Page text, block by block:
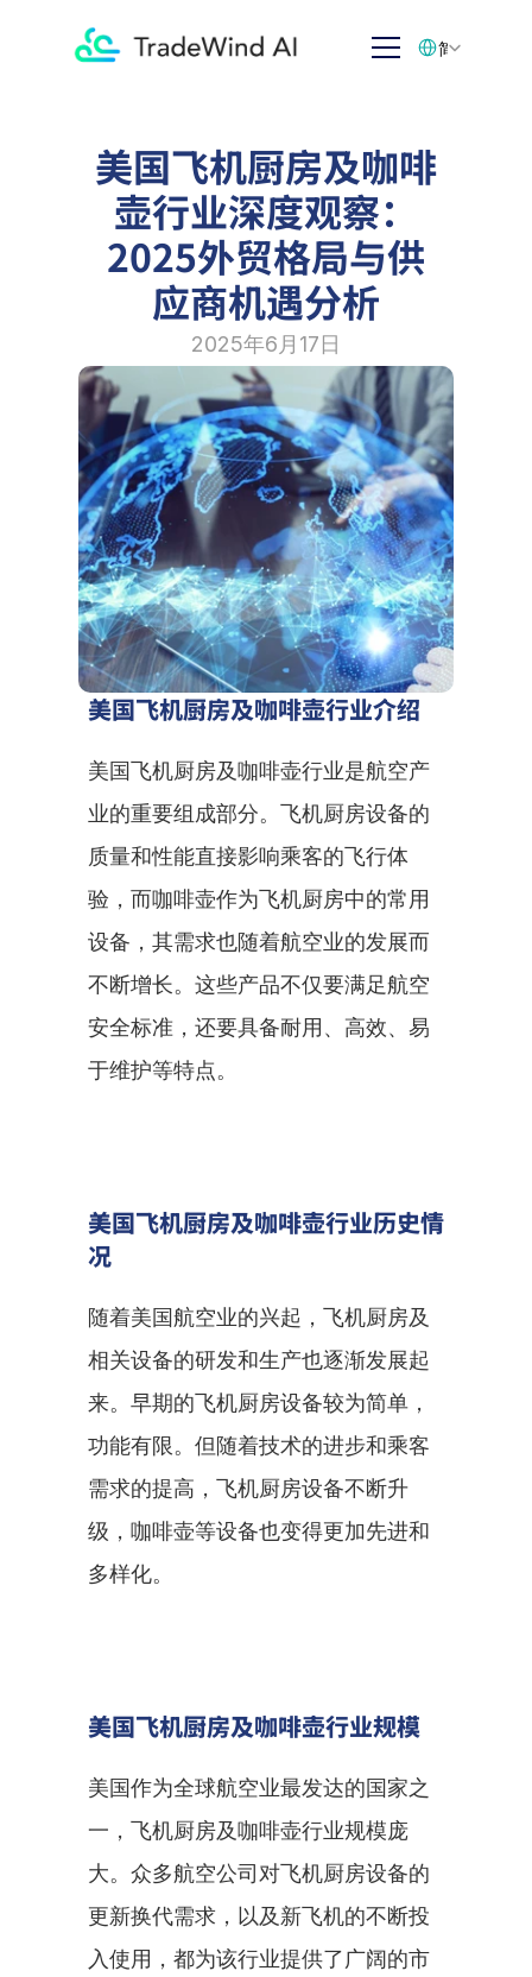
美国飞机厨房及咖啡
壶行业深度观察：
2025外贸格局与供
应商机遇分析
2025年6月17日
美国飞机厨房及咖啡壶行业介绍
美国飞机厨房及咖啡壶行业是航空产
业的重要组成部分。飞机厨房设备的
质量和性能直接影响乘客的飞行体
验，而咖啡壶作为飞机厨房中的常用
设备，其需求也随着航空业的发展而
不断增长。这些产品不仅要满足航空
安全标准，还要具备耐用、高效、易
于维护等特点。
美国飞机厨房及咖啡壶行业历史情
况
随着美国航空业的兴起，飞机厨房及
相关设备的研发和生产也逐渐发展起
来。早期的飞机厨房设备较为简单，
功能有限。但随着技术的进步和乘客
需求的提高，飞机厨房设备不断升
级，咖啡壶等设备也变得更加先进和
多样化。
美国飞机厨房及咖啡壶行业规模
美国作为全球航空业最发达的国家之
一，飞机厨房及咖啡壶行业规模庞
大。众多航空公司对飞机厨房设备的
更新换代需求，以及新飞机的不断投
入使用，都为该行业提供了广阔的市
简体中文